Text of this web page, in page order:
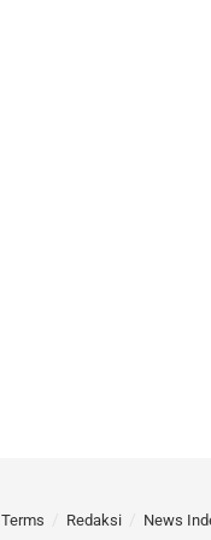
Terms Redaksi News